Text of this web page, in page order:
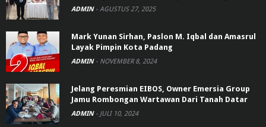
ADMIN - AGUSTUS 27, 2025
Mark Yunan Sirhan, Paslon M. Iqbal dan Amasrul
Layak Pimpin Kota Padang
ADMIN - NOVEMBER 8, 2024
Jelang Peresmian EIBOS, Owner Emersia Group
Jamu Rombongan Wartawan Dari Tanah Datar
ADMIN - JULI 10, 2024